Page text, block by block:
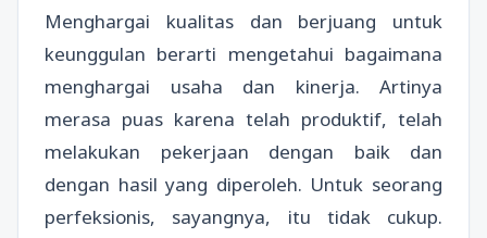
Menghargai kualitas dan berjuang untuk
keunggulan berarti mengetahui bagaimana
menghargai usaha dan kinerja. Artinya
merasa puas karena telah produktif, telah
melakukan pekerjaan dengan baik dan
dengan hasil yang diperoleh. Untuk seorang
perfeksionis, sayangnya, itu tidak cukup.